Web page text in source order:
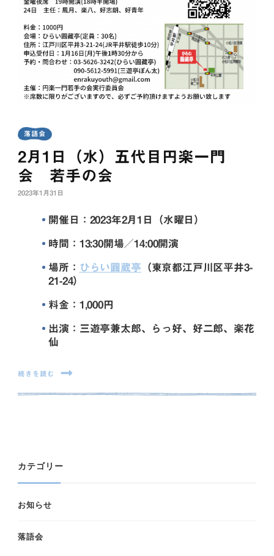
落語会
2月1日（水）五代目円楽一門
会 若手の会
2023年1月31日
開催日：2023年2月1日（水曜日）
時間：13:30開場／14:00開演
場所： ひらい圓蔵亭 （東京都江戸川区平井3-
21-24）
料金：1,000円
出演：三遊亭兼太郎、らっ好、好二郎、楽花
仙
続きを読む
カテゴリー
お知らせ
落語会